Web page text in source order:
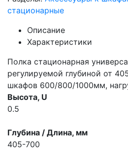
стационарные
Описание
Характеристики
Полка стационарная
регулируемой глубиной от
шкафов 600/800/1000мм,
Высота, U
0.5
Глубина / Длина, мм
405-700